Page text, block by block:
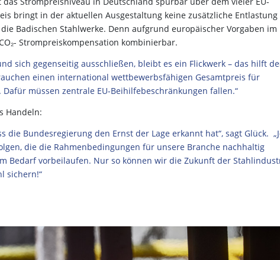
bringt in der aktuellen Ausgestaltung keine zusätzliche
Badischen Stahlwerke. Denn aufgrund europäischer Vorgaben im
Strompreiskompensation kombinierbar.
sich gegenseitig ausschließen, bleibt es ein Flickwerk – das hilft
einen international wettbewerbsfähigen Gesamtpreis für
müssen zentrale EU-Beihilfebeschränkungen fallen.“
Handeln:
die Bundesregierung den Ernst der Lage erkannt hat“, sagt Glück.
die die Rahmenbedingungen für unsere Branche nachhaltig
Bedarf vorbeilaufen. Nur so können wir die Zukunft der
sichern!“